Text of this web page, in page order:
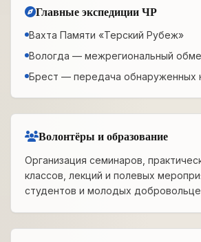
Главные экспедиции ЧР
Вахта Памяти «Терский Рубеж»
Вологда — межрегиональный
Брест — передача обнаруженных
Волонтёры и образование
Организация семинаров,
классов, лекций и полевых
студентов и молодых